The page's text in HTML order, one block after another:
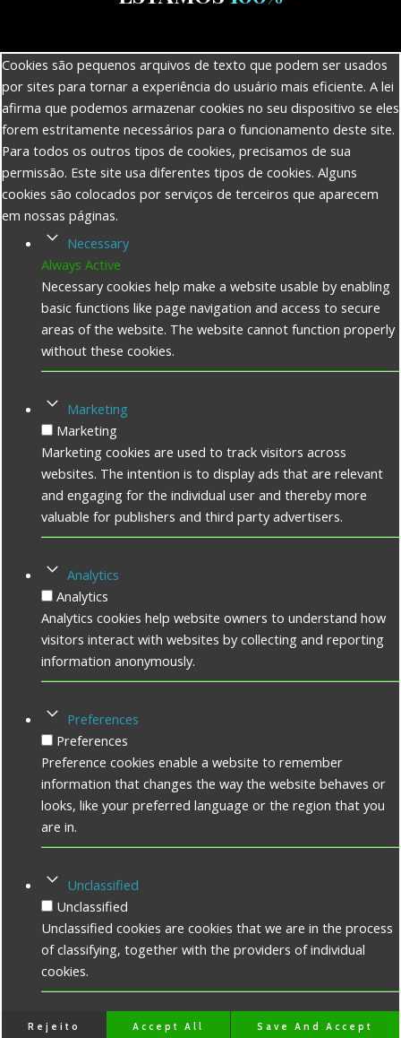
Cookies são pequenos arquivos de texto que podem ser usados
por sites para tornar a experiência do usuário mais eficiente. A lei
afirma que podemos armazenar cookies no seu dispositivo se eles
forem estritamente necessários para o funcionamento deste site.
Para todos os outros tipos de cookies, precisamos de sua
permissão. Este site usa diferentes tipos de cookies. Alguns
cookies são colocados por serviços de terceiros que aparecem
em nossas páginas.
Necessary
Always Active
Necessary cookies help make a website usable by enabling
basic functions like page navigation and access to secure
areas of the website. The website cannot function properly
without these cookies.
Marketing
Marketing
Marketing cookies are used to track visitors across
websites. The intention is to display ads that are relevant
and engaging for the individual user and thereby more
valuable for publishers and third party advertisers.
Analytics
Analytics
Analytics cookies help website owners to understand how
visitors interact with websites by collecting and reporting
information anonymously.
Preferences
Preferences
Preference cookies enable a website to remember
information that changes the way the website behaves or
looks, like your preferred language or the region that you
are in.
Unclassified
Unclassified
Unclassified cookies are cookies that we are in the process
of classifying, together with the providers of individual
cookies.
Rejeito Accept All Save And Accept